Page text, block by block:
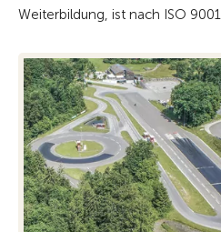
Weiterbildung, ist nach ISO